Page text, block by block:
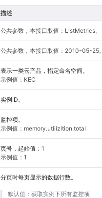
描述
公共参数，本接口取值：ListMetrics。
公共参数，本接口取值：2010-05-25。
表示一类云产品，指定命名空间。
示例值：KEC
实例ID。
监控项。
示例值：memory.utilizition.total
页号，起始值：1
示例值：1
分页时每页显示的数据行数。
默认值：获取实例下所有监控项